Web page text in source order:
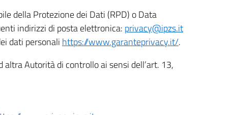
della Protezione dei Dati (RPD) o Data
indirizzi di posta elettronica: privacy@ipzs.it
dati personali https://www.garanteprivacy.it/.
Autorità di controllo ai sensi dell’art. 13,